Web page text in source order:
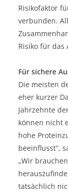
Risikofaktor
verbunden.
Risiko für
Für sichere
Die meisten
eher kurzer
Jahrzehnte
können nicht
hohe
beeinflusst“,
„Wir
tatsächlich